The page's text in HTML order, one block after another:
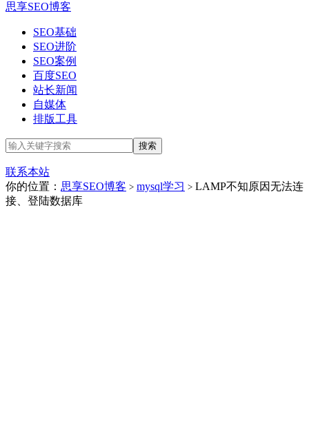
思享SEO博客
SEO基础
SEO进阶
SEO案例
百度SEO
站长新闻
自媒体
排版工具
联系本站
你的位置： 思享SEO博客 > mysql学习 > LAMP不知原因无法连
接、登陆数据库